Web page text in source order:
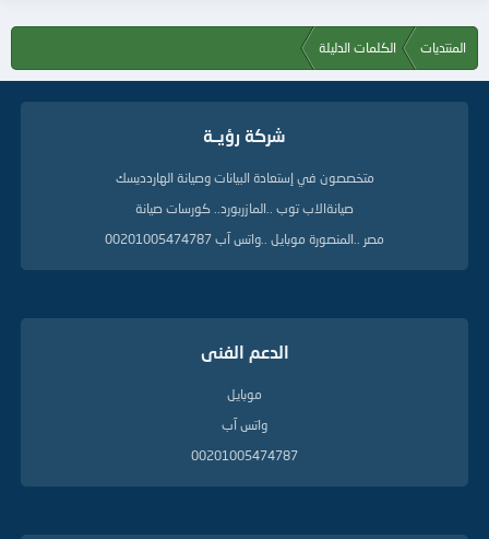
المنتديات الكلمات الدليلة
شركة رؤيــة
متخصصون في إستعادة البيانات وصيانة الهاردديسك
صيانةالاب توب ..المازربورد.. كورسات صيانة
مصر ..المنصورة موبايل ..واتس آب 00201005474787
الدعم الفنى
موبايل
واتس آب
00201005474787